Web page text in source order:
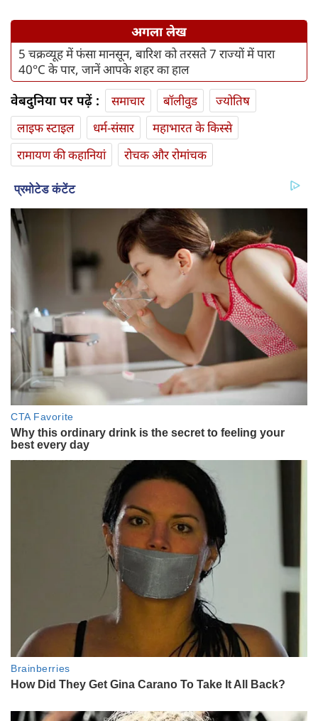
अगला लेख
5 चक्रव्यूह में फंसा मानसून, बारिश को तरसते 7 राज्यों में पारा
40°C के पार, जानें आपके शहर का हाल
वेबदुनिया पर पढ़ें : समाचार बॉलीवुड
ज्योतिष
लाइफ स्‍टाइल
धर्म-संसार
महाभारत के किस्से
रामायण की कहानियां
रोचक और रोमांचक